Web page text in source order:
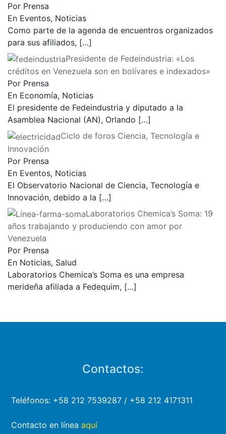
Por Prensa
En Eventos, Noticias
Como parte de la agenda de encuentros organizados
para sus afiliados, […]
Presidente de Fedeindustria: «Los
créditos en Venezuela son en bolívares e indexados»
Por Prensa
En Economía, Noticias
El presidente de Fedeindustria y diputado a la
Asamblea Nacional (AN), Orlando […]
Ciclo de foros Ciencia, Tecnología e
Innovación
Por Prensa
En Eventos, Noticias
El Observatorio Nacional de Ciencia, Tecnología e
Innovación, debido a la […]
Laboratorios Chemica’s Soma: 19
años trabajando y produciendo con amor por
Venezuela
Por Prensa
En Noticias, Salud
Laboratorios Chemica’s Soma es una empresa
merideña afiliada a Fedequim, […]
Contactos:
Teléfonos: +58 212 7539287 / +58 212 4171311
Contacto en líneaaquí